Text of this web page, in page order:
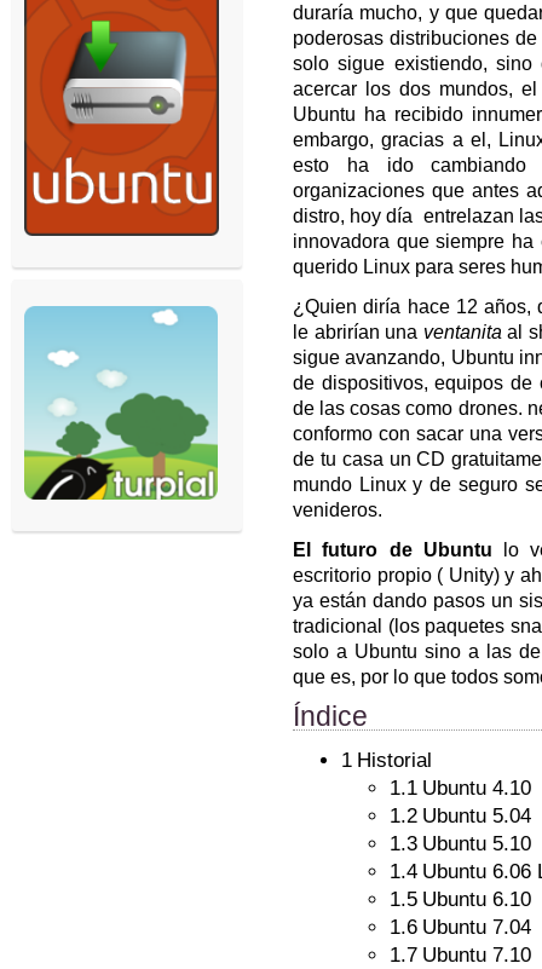
duraría mucho, y que
poderosas distribuciones
solo sigue existiendo,
acercar los dos mundos,
Ubuntu ha recibido
embargo, gracias a el,
esto ha ido
organizaciones que antes
distro, hoy día entrelazan
innovadora que siempre
querido Linux para seres
¿Quien diría hace 12 años,
le abrirían una ventanita al
sigue avanzando, Ubuntu
de dispositivos, equipos de
de las cosas como drones.
conformo con sacar una
de tu casa un CD
mundo Linux y de seguro
venideros.
El futuro de Ubuntu lo
escritorio propio ( Unity) y
ya están dando pasos un
tradicional (los paquetes
solo a Ubuntu sino a las
que es, por lo que todos
Índice
1 Historial
1.1 Ubuntu 4.10
1.2 Ubuntu 5.04
1.3 Ubuntu 5.10
1.4 Ubuntu 6.06
1.5 Ubuntu 6.10
1.6 Ubuntu 7.04
1.7 Ubuntu 7.10